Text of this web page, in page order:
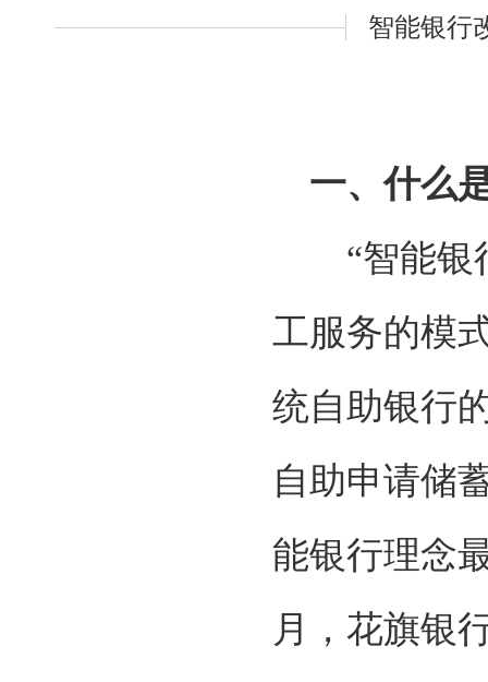
智能银行
一、什么
“智能银
工服务的模
统自助银行
自助申请储
能银行理念
月，花旗银